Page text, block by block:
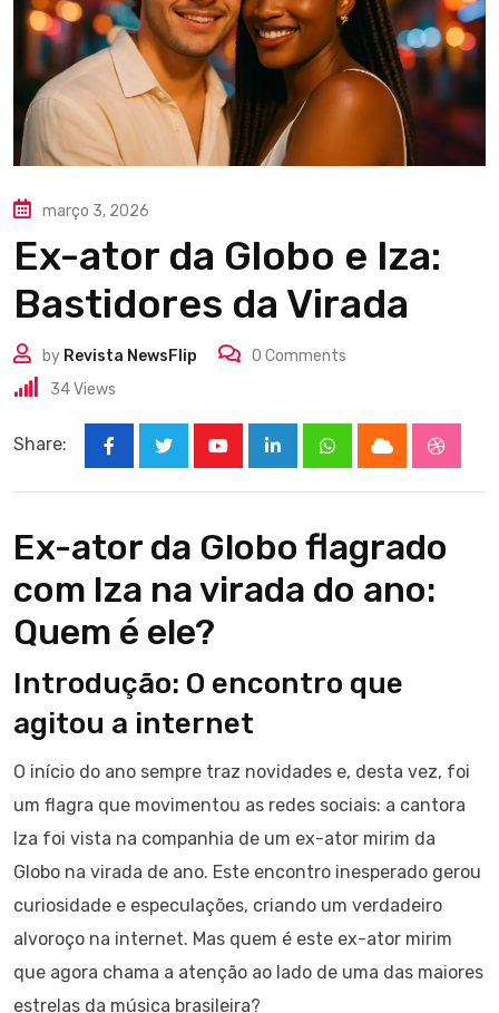
março 3, 2026
Ex-ator da Globo e Iza:
Bastidores da Virada
by Revista NewsFlip 0 Comments
34Views
Share:
LinkedInWhatsappCloud
Ex-ator da Globo flagrado
com Iza na virada do ano:
Quem é ele?
Introdução: O encontro que
agitou a internet
O início do ano sempre traz novidades e, desta vez, foi
um flagra que movimentou as redes sociais: a cantora
Iza foi vista na companhia de um ex-ator mirim da
Globo na virada de ano. Este encontro inesperado gerou
curiosidade e especulações, criando um verdadeiro
alvoroço na internet. Mas quem é este ex-ator mirim
que agora chama a atenção ao lado de uma das maiores
estrelas da música brasileira?